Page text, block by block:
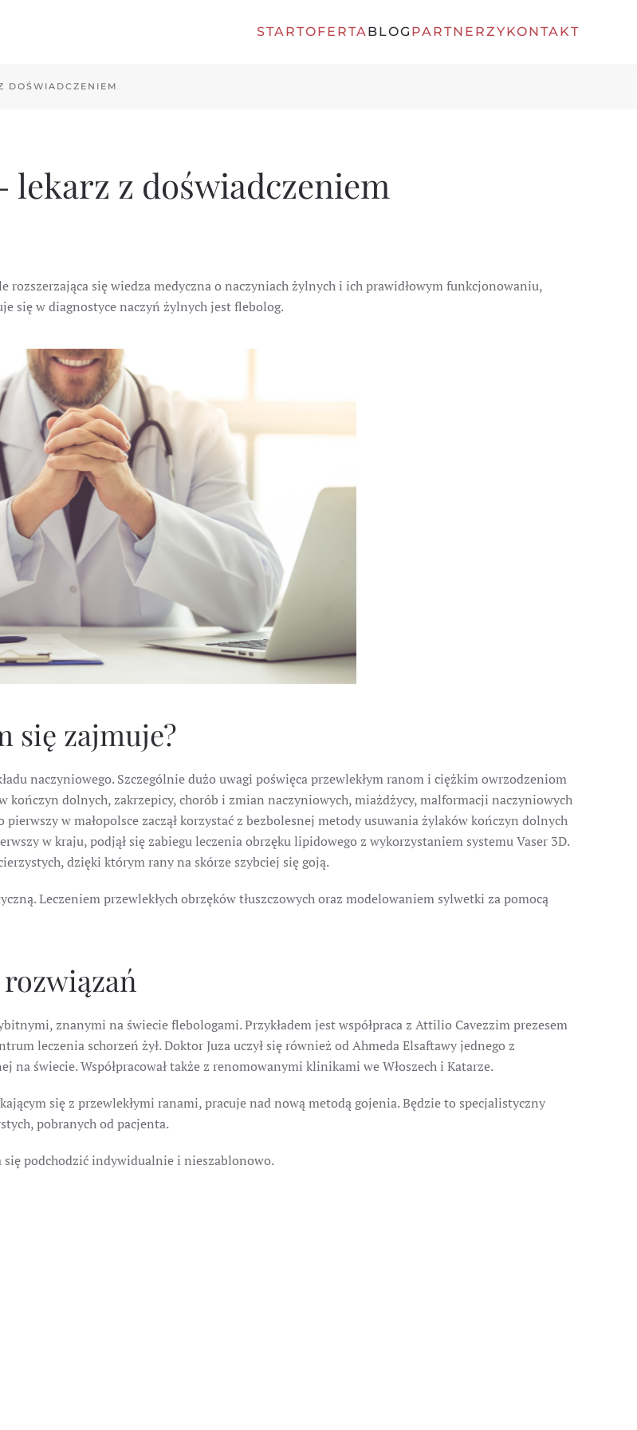
STARTOFERTABLOG PARTNERZYKONTAKT
DOŚWIADCZENIEM
lekarz z doświadczeniem
rozszerzająca się wiedza medyczna o naczyniach żylnych i ich prawidłowym funkcjonowaniu,
się w diagnostyce naczyń żylnych jest flebolog.
się zajmuje?
naczyniowego. Szczególnie dużo uwagi poświęca przewlekłym ranom i ciężkim owrzodzeniom
kończyn dolnych, zakrzepicy, chorób i zmian naczyniowych, miażdżycy, malformacji naczyniowych
w małopolsce zaczął korzystać z bezbolesnej metody usuwania żylaków kończyn dolnych
w kraju, podjął się zabiegu leczenia obrzęku lipidowego z wykorzystaniem systemu Vaser 3D.
dzięki którym rany na skórze szybciej się goją.
Leczeniem przewlekłych obrzęków tłuszczowych oraz modelowaniem sylwetki za pomocą
znanymi na świecie flebologami. Przykładem jest współpraca z Attilio Cavezzim prezesem
leczenia schorzeń żył. Doktor Juza uczył się również od Ahmeda Elsaftawy jednego z
świecie. Współpracował także z renomowanymi klinikami we Włoszech i Katarze.
się z przewlekłymi ranami, pracuje nad nową metodą gojenia. Będzie to specjalistyczny
pobranych od pacjenta.
się podchodzić indywidualnie i nieszablonowo.